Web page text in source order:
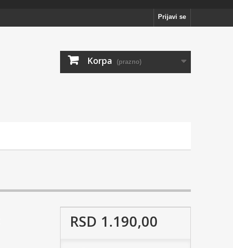
Prijavi se
Korpa (prazno)
RSD 1.190,00